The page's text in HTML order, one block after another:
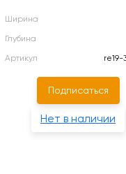
Ширина
Глубина
Артикул
re19-
Подписаться
Нет в наличии